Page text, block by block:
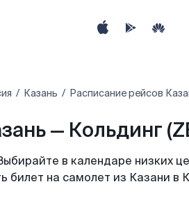
Казань Расписание рейсов
— Кольдинг
в календаре низких
билет на самолет из Казани в